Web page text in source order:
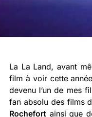
La La Land, avant
film à voir cette
devenu l’un de mes
fan absolu des films
Rochefort ainsi que